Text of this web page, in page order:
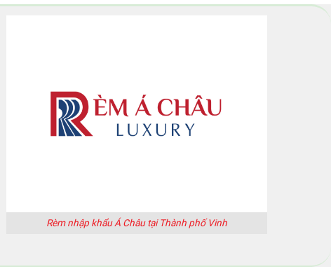
Rèm nhập khẩu Á Châu tại Thành phố Vinh